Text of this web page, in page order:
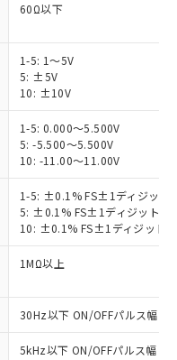
60Ω以下
1-5: 1～5V
5: ±5V
10: ±10V
1-5: 0.000～5.500V
5: -5.500～5.500V
10: -11.00～11.00V
1-5: ±0.1% FS±1ディジッ
5: ±0.1% FS±1ディジット
10: ±0.1% FS±1ディジット
1MΩ以上
30Hz以下 ON/OFFパルス幅
5kHz以下 ON/OFFパルス幅